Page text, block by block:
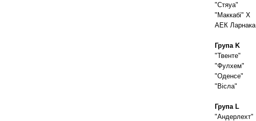
"Стяуа"
"Маккабі" Х
АЕК Ларнака
Група K
"Твенте"
"Фулхем"
"Оденсе"
"Вісла"
Група L
"Андерлехт"